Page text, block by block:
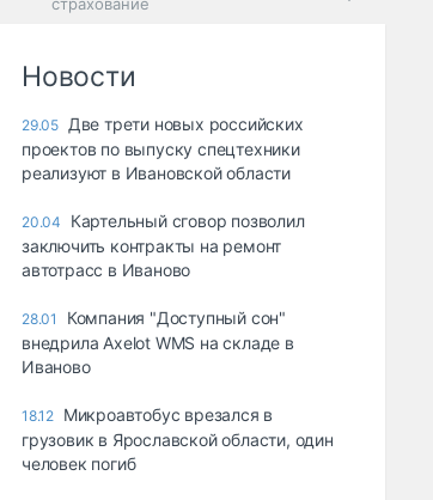
Новости
29.05 Две трети новых российских
проектов по выпуску спецтехники
реализуют в Ивановской области
20.04
Картельный сговор позволил
заключить контракты на ремонт
автотрасс в Иваново
28.01
Компания "Доступный сон"
внедрила Axelot WMS на складе в
Иваново
18.12 Микроавтобус врезался в
грузовик в Ярославской области, один
человек погиб